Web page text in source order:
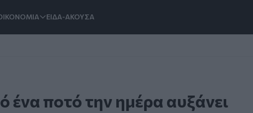
ΕΙΔΑ-ΑΚΟΥΣΑ
ένα ποτό την ημέρα αυξάνει